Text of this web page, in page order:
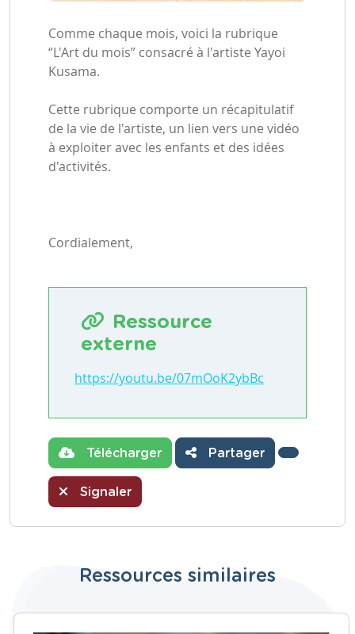
Comme chaque mois, voici la rubrique
“L'Art du mois” consacré à l'artiste Yayoi
Kusama.
Cette rubrique comporte un récapitulatif
de la vie de l'artiste, un lien vers une vidéo
à exploiter avec les enfants et des idées
d'activités.
Cordialement,
Ressource
externe
https://youtu.be/07mOoK2ybBc
Télécharger Partager
Signaler
Ressources similaires